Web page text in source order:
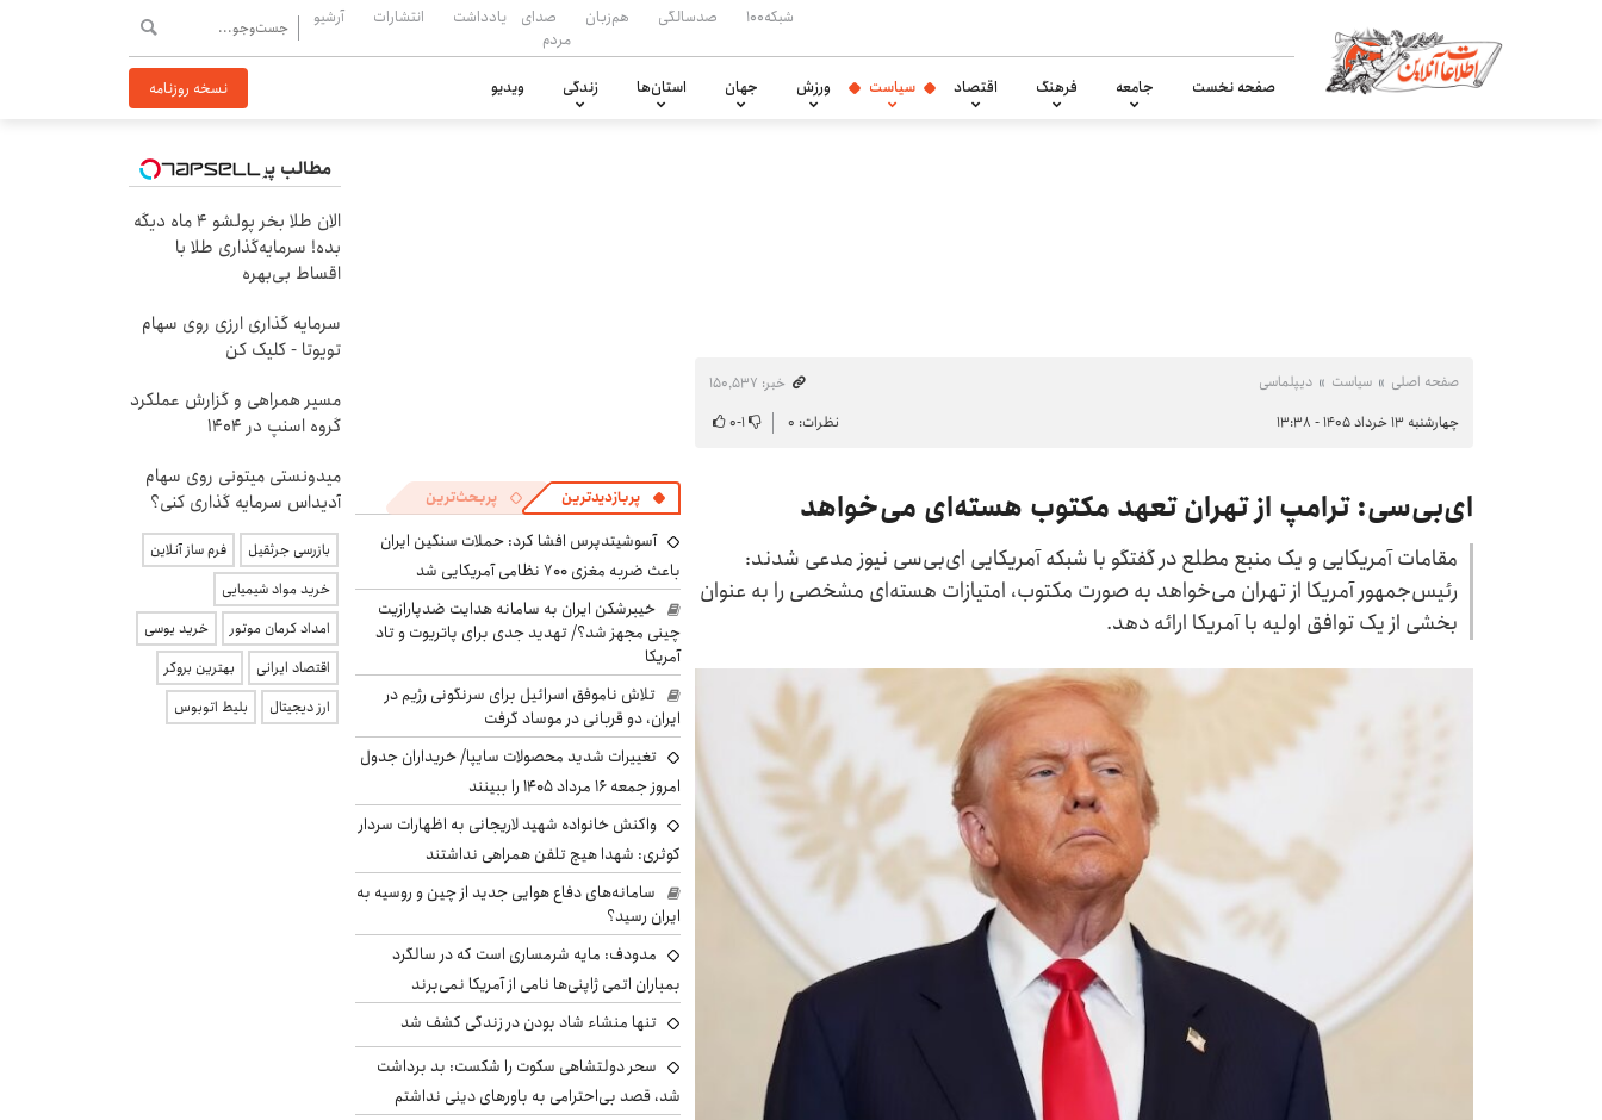
شبکه۱۰۰ صدسالگی هم‌زبان
صدای
مردم
یادداشت انتشارات آرشیو
صفحه نخست جامعه فرهنگ اقتصاد سیاست ورزش جهان استان‌ها زندگی ویدیو نسخه روزنامه
صفحه اصلی سیاست دیپلماسی
خبر: ۱۵۰٬۵۳۷
چهارشنبه ۱۳ خرداد ۱۴۰۵ - ۱۳:۳۸
نظرات: ۰ ۱-۰
ای‌بی‌سی: ترامپ از تهران تعهد مکتوب هسته‌ای می‌خواهد
مقامات آمریکایی و یک منبع مطلع در گفتگو با شبکه آمریکایی ای‌بی‌سی نیوز مدعی شدند:
رئیس‌جمهور آمریکا از تهران می‌خواهد به صورت مکتوب، امتیازات هسته‌ای مشخصی را به‌ عنوان
بخشی از یک توافق اولیه با آمریکا ارائه دهد.
پربازدیدترین پربحث‌ترین
آسوشیتدپرس افشا کرد: حملات سنگین ایران
باعث ضربه مغزی ۷۰۰ نظامی آمریکایی شد
خیبرشکن ایران به سامانه هدایت ضدپارازیت
چینی مجهز شد؟/ تهدید جدی برای پاتریوت و تاد
آمریکا
تلاش ناموفق اسرائیل برای سرنگونی رژیم در
ایران، دو قربانی در موساد گرفت
تغییرات شدید محصولات سایپا/ خریداران جدول
امروز جمعه ۱۶ مرداد ۱۴۰۵ را ببینند
واکنش خانواده شهید لاریجانی به اظهارات سردار
کوثری: شهدا هیچ تلفن همراهی نداشتند
سامانه‌های دفاع هوایی جدید از چین و روسیه به
ایران رسید؟
مدودف: مایه شرمساری است که در سالگرد
بمباران اتمی ژاپنی‌ها نامی از آمریکا نمی‌برند
تنها منشاء شاد بودن در زندگی کشف شد
سحر دولتشاهی سکوت را شکست: بد برداشت
شد، قصد بی‌احترامی به باورهای دینی نداشتم
مطالب پیشنهادی
الان طلا بخر پولشو 4 ماه دیگه
بده! سرمایه‌گذاری طلا با
اقساط بی‌بهره
سرمایه گذاری ارزی روی سهام
تویوتا - کلیک کن
مسیر همراهی و گزارش عملکرد
گروه اسنپ در ۱۴۰۴
میدونستی میتونی روی سهام
آدیداس سرمایه گذاری کنی؟
بازرسی جرثقیل
فرم ساز آنلاین
خرید مواد شیمیایی
امداد کرمان موتور
خرید یوسی
اقتصاد ایرانی
بهترین بروکر
ارز دیجیتال
بلیط اتوبوس